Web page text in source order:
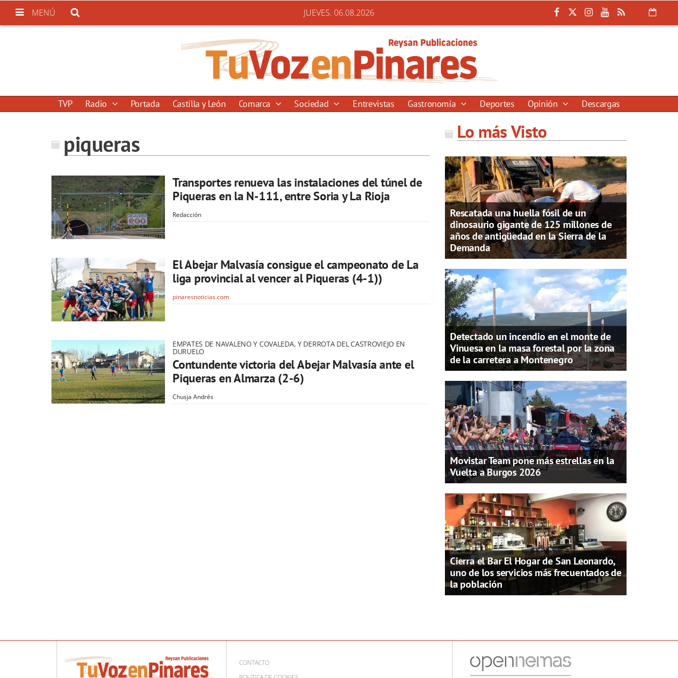
MENÚ JUEVES. 06.08.2026
TVP Radio Portada Castilla y León Comarca Sociedad Entrevistas Gastronomía Deportes Opinión Descargas
piqueras
Transportes renueva las instalaciones del túnel de
Piqueras en la N-111, entre Soria y La Rioja
Redacción
El Abejar Malvasía consigue el campeonato de La
liga provincial al vencer al Piqueras (4-1))
pinaresnoticias.com
EMPATES DE NAVALENO Y COVALEDA, Y DERROTA DEL CASTROVIEJO EN
DURUELO
Contundente victoria del Abejar Malvasía ante el
Piqueras en Almarza (2-6)
Chusja Andrés
Lo más Visto
Rescatada una huella fósil de un
dinosaurio gigante de 125 millones de
años de antigüedad en la Sierra de la
Demanda
Detectado un incendio en el monte de
Vinuesa en la masa forestal por la zona
de la carretera a Montenegro
Movistar Team pone más estrellas en la
Vuelta a Burgos 2026
Cierra el Bar El Hogar de San Leonardo,
uno de los servicios más frecuentados de
la población
CONTACTO